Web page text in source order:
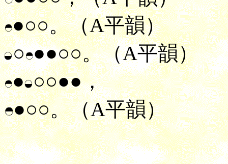
●○○。（A平韻）
○ ●●○○。（A平韻）
● ○○●●，
●○○。（A平韻）